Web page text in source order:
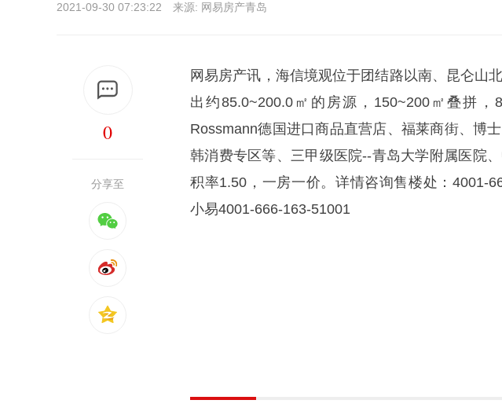
2021-09-30 07:23:22 来源: 网易房产青岛
0
分享至
网易房产讯，海信境观位于团结路以南、昆仑山
出约85.0~200.0㎡的房源，150~200㎡叠拼
Rossmann德国进口商品直营店、福莱商街、博
韩消费专区等、三甲级医院--青岛大学附属医院
积率1.50，一房一价。详情咨询售楼处：4001-
小易4001-666-163-51001